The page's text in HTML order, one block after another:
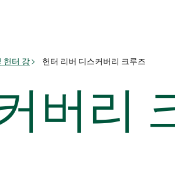
헌터 강 헌터 리버 디스커버리 크루즈
버리